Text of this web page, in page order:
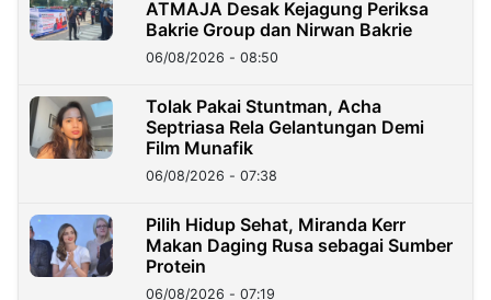
ATMAJA Desak Kejagung Periksa
Bakrie Group dan Nirwan Bakrie
06/08/2026 - 08:50
Tolak Pakai Stuntman, Acha
Septriasa Rela Gelantungan Demi
Film Munafik
06/08/2026 - 07:38
Pilih Hidup Sehat, Miranda Kerr
Makan Daging Rusa sebagai Sumber
Protein
06/08/2026 - 07:19